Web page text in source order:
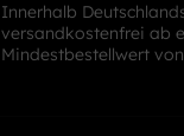
Innerhalb
versandkostenfrei ab
Mindestbestellwert